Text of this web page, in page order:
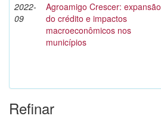
2022-
09
Agroamigo Crescer: expansão
do crédito e impactos
macroeconômicos nos
municípios
Refinar